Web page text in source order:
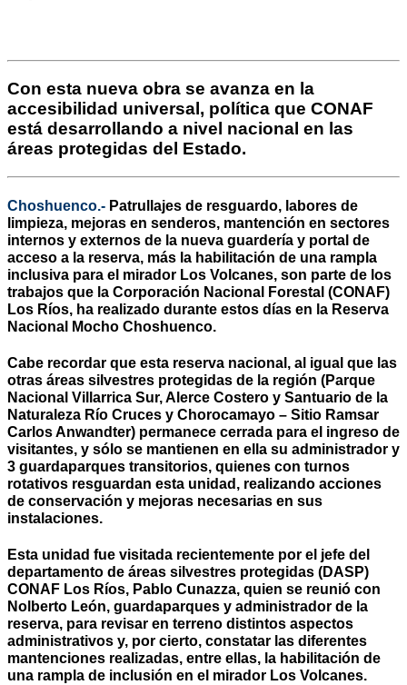
Con esta nueva obra se avanza en la
accesibilidad universal, política que CONAF
está desarrollando a nivel nacional en las
áreas protegidas del Estado.
Choshuenco.- Patrullajes de resguardo, labores de
limpieza, mejoras en senderos, mantención en sectores
internos y externos de la nueva guardería y portal de
acceso a la reserva, más la habilitación de una rampla
inclusiva para el mirador Los Volcanes, son parte de los
trabajos que la Corporación Nacional Forestal (CONAF)
Los Ríos, ha realizado durante estos días en la Reserva
Nacional Mocho Choshuenco.
Cabe recordar que esta reserva nacional, al igual que las
otras áreas silvestres protegidas de la región (Parque
Nacional Villarrica Sur, Alerce Costero y Santuario de la
Naturaleza Río Cruces y Chorocamayo – Sitio Ramsar
Carlos Anwandter) permanece cerrada para el ingreso de
visitantes, y sólo se mantienen en ella su administrador y
3 guardaparques transitorios, quienes con turnos
rotativos resguardan esta unidad, realizando acciones
de conservación y mejoras necesarias en sus
instalaciones.
Esta unidad fue visitada recientemente por el jefe del
departamento de áreas silvestres protegidas (DASP)
CONAF Los Ríos, Pablo Cunazza, quien se reunió con
Nolberto León, guardaparques y administrador de la
reserva, para revisar en terreno distintos aspectos
administrativos y, por cierto, constatar las diferentes
mantenciones realizadas, entre ellas, la habilitación de
una rampla de inclusión en el mirador Los Volcanes.